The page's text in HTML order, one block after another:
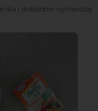
i dokładnie wymieszaj